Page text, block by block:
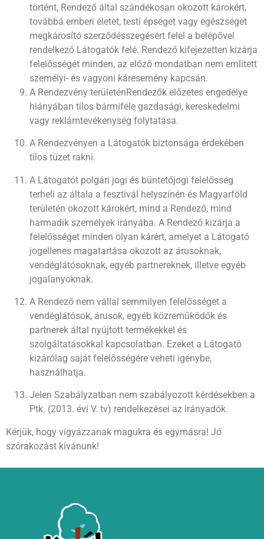
történt, Rendező által szándékosan okozott károkért,
továbbá emberi életet, testi épséget vagy egészséget
megkárosító szerződésszegésért felel a belépővel
rendelkező Látogatók felé. Rendező kifejezetten kizárja
felelősségét minden, az előző mondatban nem említett
személyi- és vagyoni káresemény kapcsán.
A Rendezvény területénRendezők előzetes engedélye
hiányában tilos bármiféle gazdasági, kereskedelmi
vagy reklámtevékenység folytatása.
A Rendezvényen a Látogatók biztonsága érdekében
tilos tüzet rakni.
A Látogatót polgári jogi és büntetőjogi felelősség
terheli az általa a fesztivál helyszínén és Magyarföld
területén okozott károkért, mind a Rendező, mind
harmadik személyek irányába. A Rendező kizárja a
felelősséget minden olyan kárért, amelyet a Látogató
jogellenes magatartása okozott az árusoknak,
vendéglátósoknak, egyéb partnereknek, illetve egyéb
jogalanyoknak.
A Rendező nem vállal semmilyen felelősséget a
vendéglátósok, árusok, egyéb közreműködők és
partnerek által nyújtott termékekkel és
szolgáltatásokkal kapcsolatban. Ezeket a Látogató
kizárólag saját felelősségére veheti igénybe,
használhatja.
Jelen Szabályzatban nem szabályozott kérdésekben a
Ptk. (2013. évi V. tv) rendelkezései az irányadók.
Kérjük, hogy vigyázzanak magukra és egymásra! Jó
szórakozást kívánunk!